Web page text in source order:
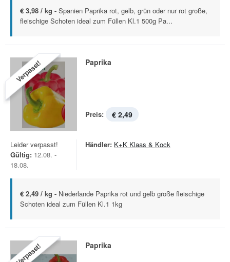
€ 3,98 / kg - Spanien Paprika rot, gelb, grün oder nur rot große,
fleischige Schoten ideal zum Füllen Kl.1 500g Pa...
Verpasst! Paprika
Preis: € 2,49
Leider verpasst!
Gültig: 12.08. -
18.08.
Händler: K+K Klaas & Kock
€ 2,49 / kg - Niederlande Paprika rot und gelb große fleischige
Schoten ideal zum Füllen Kl.1 1kg
Verpasst! Paprika